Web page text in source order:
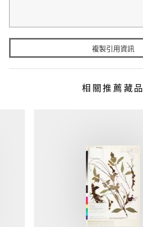
複製引用資訊
相關推薦藏品